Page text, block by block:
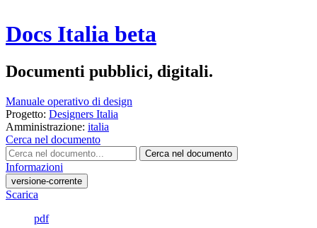
Docs Italia beta
Documenti pubblici, digitali.
Manuale operativo di design
Progetto: Designers Italia
Amministrazione: italia
Cerca nel documento
Cerca nel documento
Informazioni
versione-corrente
Scarica
pdf